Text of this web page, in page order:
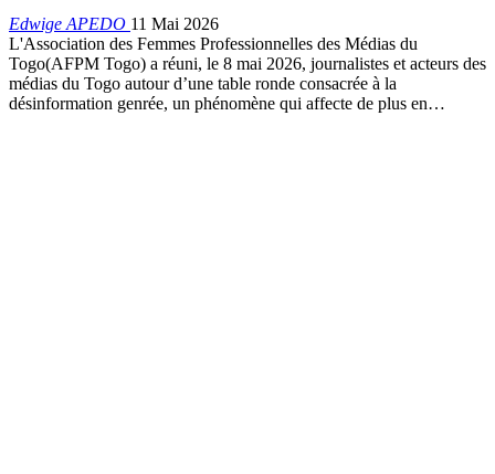
Edwige APEDO 11 Mai 2026
L'Association des Femmes Professionnelles des Médias du
Togo(AFPM Togo) a réuni, le 8 mai 2026, journalistes et acteurs des
médias du Togo autour d’une table ronde consacrée à la
désinformation genrée, un phénomène qui affecte de plus en…